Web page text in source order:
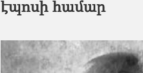
էպոսի համար